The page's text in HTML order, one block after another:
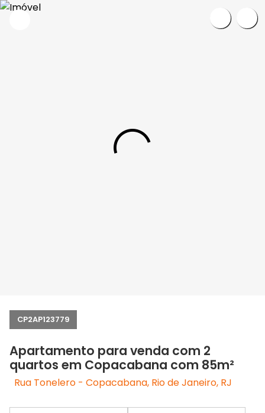
CP2AP123779
Apartamento para venda com 2
quartos em Copacabana com 85m²
Rua Tonelero - Copacabana, Rio de Janeiro, RJ